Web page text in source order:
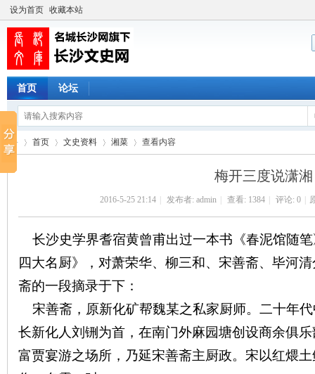
设为首页 收藏本站
首页 论坛
首页 文史资料 湘菜
›
查看内容
梅开三度说潇湘
2016-5-25 21:14 发布者: admin 查看: 1384 评论: 0
长沙史学界耆宿黄曾甫出过一本书《春泥馆随
四大名厨》，对萧荣华、柳三和、宋善斋、毕河
斋的一段摘录于下：
宋善斋，原新化矿帮魏某之私家厨师。二十年
长新化人刘铏为首，在南门外麻园塘创设商余俱
富贾宴游之场所，乃延宋善斋主厨政。宋以红煨